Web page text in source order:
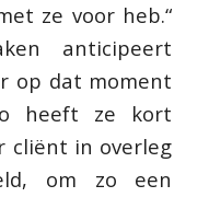
ze voor heb.“
anticipeert
op dat moment
heeft ze kort
cliënt in overleg
om zo een